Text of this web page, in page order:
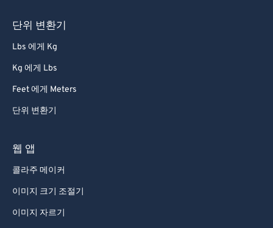
단위 변환기
Lbs 에게 Kg
Kg 에게 Lbs
Feet 에게 Meters
단위 변환기
웹 앱
콜라주 메이커
이미지 크기 조절기
이미지 자르기